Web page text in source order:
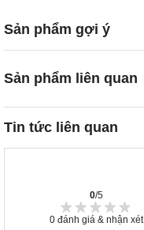
Sản phẩm gợi ý
Sản phẩm liên quan
Tin tức liên quan
0/5
0 đánh giá & nhận xét